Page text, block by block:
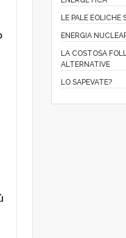
LE PALE EOLICHE
ENERGIA
LA COSTOSA
ALTERNATIVE
LO SAPEVATE?